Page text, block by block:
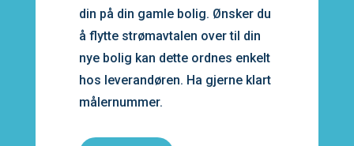
din på din gamle bolig. Ønsker du
å flytte strømavtalen over til din
nye bolig kan dette ordnes enkelt
hos leverandøren. Ha gjerne klart
målernummer.